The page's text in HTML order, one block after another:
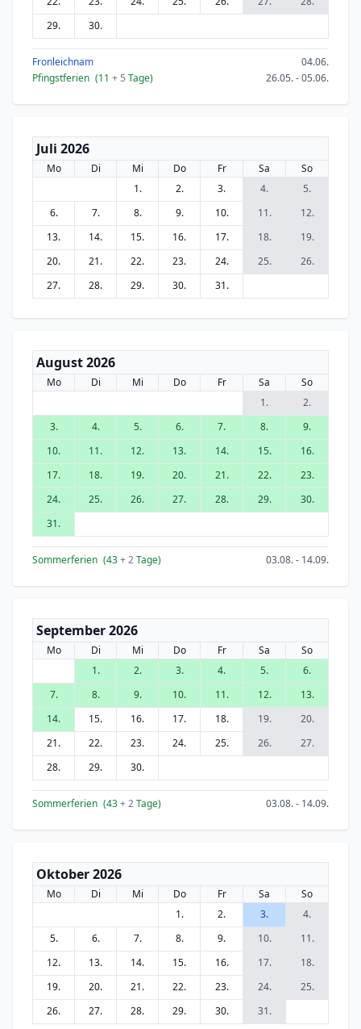
29.
30.
Fronleichnam
04.06.
Pfingstferien (11 + 5 Tage) 26.05. - 05.06.
Juli 2026
Mo Di Mi Do Fr Sa
So
1.
2. 3. 4.
5.
6.
7. 8. 9. 10. 11.
12.
13.
14. 15. 16. 17. 18.
19.
20.
21. 22. 23. 24. 25.
26.
27.
28. 29. 30. 31.
August 2026
Mo Di Mi Do Fr Sa
So
1.
2.
3.
4. 5. 6. 7. 8.
9.
10.
11. 12. 13. 14. 15.
16.
17.
18. 19. 20. 21. 22.
23.
24.
25. 26. 27. 28. 29.
30.
31.
Sommerferien (43+ 2Tage) 03.08. - 14.09.
September 2026
Mo Di Mi Do Fr Sa
So
1.
2. 3. 4. 5.
6.
7.
8. 9. 10. 11. 12.
13.
14.
15. 16. 17. 18. 19.
20.
21.
22. 23. 24. 25. 26.
27.
28.
29. 30.
Sommerferien (43+ 2Tage) 03.08. - 14.09.
Oktober 2026
Mo Di Mi Do Fr Sa
So
1.
2. 3.
4.
5.
6. 7. 8. 9. 10.
11.
12.
13. 14. 15. 16. 17.
18.
19.
20. 21. 22. 23. 24.
25.
26.
27. 28. 29. 30. 31.